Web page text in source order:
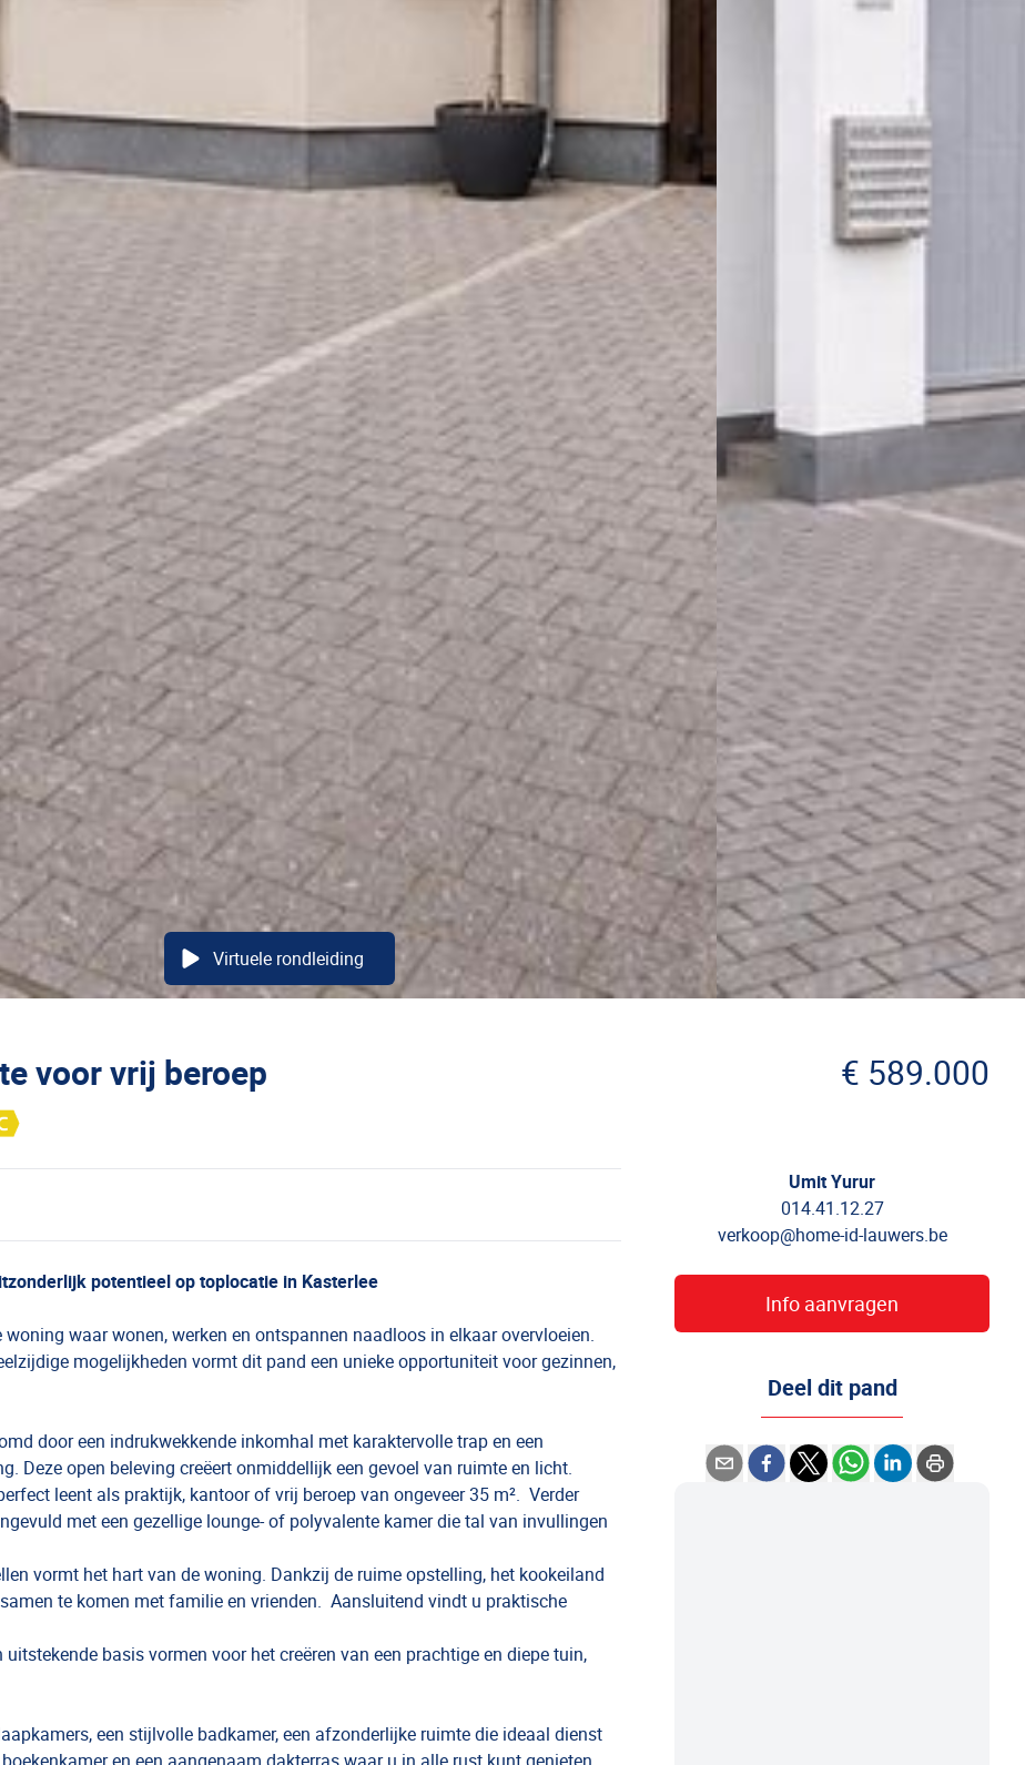
Virtuele rondleiding
voor vrij beroep € 589.000
potentieel op toplocatie in Kasterlee
waar wonen, werken en ontspannen naadloos in elkaar overvloeien.
mogelijkheden vormt dit pand een unieke opportuniteit voor gezinnen,
door een indrukwekkende inkomhal met karaktervolle trap en een
Deze open beleving creëert onmiddellijk een gevoel van ruimte en licht.
leent als praktijk, kantoor of vrij beroep van ongeveer 35 m². Verder
met een gezellige lounge- of polyvalente kamer die tal van invullingen
vormt het hart van de woning. Dankzij de ruime opstelling, het kookeiland
te komen met familie en vrienden. Aansluitend vindt u praktische
basis vormen voor het creëren van een prachtige en diepe tuin,
een stijlvolle badkamer, een afzonderlijke ruimte die ideaal dienst
Umit Yurur
014.41.12.27
verkoop@home-id-lauwers.be
Info aanvragen
Deel dit pand